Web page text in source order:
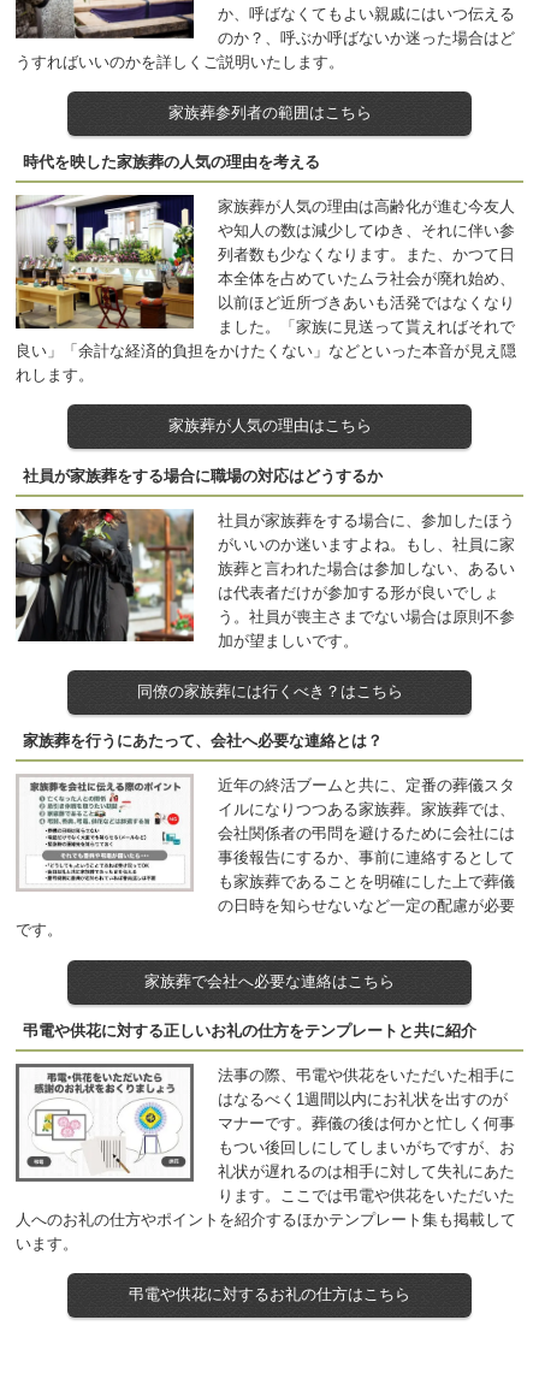
か、呼ばなくてもよい親戚にはいつ伝える
のか？、呼ぶか呼ばないか迷った場合はど
うすればいいのかを詳しくご説明いたします。
家族葬参列者の範囲はこちら
時代を映した家族葬の人気の理由を考える
家族葬が人気の理由は高齢化が進む今友人
や知人の数は減少してゆき、それに伴い参
列者数も少なくなります。また、かつて日
本全体を占めていたムラ社会が廃れ始め、
以前ほど近所づきあいも活発ではなくなり
ました。「家族に見送って貰えればそれで
良い」「余計な経済的負担をかけたくない」などといった本音が見え隠
れします。
家族葬が人気の理由はこちら
社員が家族葬をする場合に職場の対応はどうするか
社員が家族葬をする場合に、参加したほう
がいいのか迷いますよね。もし、社員に家
族葬と言われた場合は参加しない、あるい
は代表者だけが参加する形が良いでしょ
う。社員が喪主さまでない場合は原則不参
加が望ましいです。
同僚の家族葬には行くべき？はこちら
家族葬を行うにあたって、会社へ必要な連絡とは？
近年の終活ブームと共に、定番の葬儀スタ
イルになりつつある家族葬。家族葬では、
会社関係者の弔問を避けるために会社には
事後報告にするか、事前に連絡するとして
も家族葬であることを明確にした上で葬儀
の日時を知らせないなど一定の配慮が必要
です。
家族葬で会社へ必要な連絡はこちら
弔電や供花に対する正しいお礼の仕方をテンプレートと共に紹介
法事の際、弔電や供花をいただいた相手に
はなるべく1週間以内にお礼状を出すのが
マナーです。葬儀の後は何かと忙しく何事
もつい後回しにしてしまいがちですが、お
礼状が遅れるのは相手に対して失礼にあた
ります。ここでは弔電や供花をいただいた
人へのお礼の仕方やポイントを紹介するほかテンプレート集も掲載して
います。
弔電や供花に対するお礼の仕方はこちら